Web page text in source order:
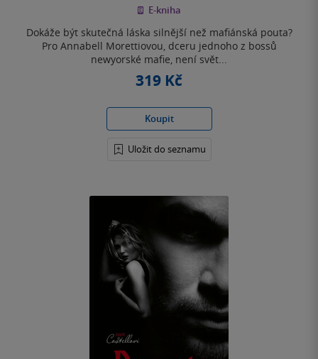
5
E-kniha
Dokáže být skutečná láska silnější než mafiánská pouta?
Pro Annabell Morettiovou, dceru jednoho z bossů
newyorské mafie, není svět...
319 Kč
Koupit
Uložit do seznamu